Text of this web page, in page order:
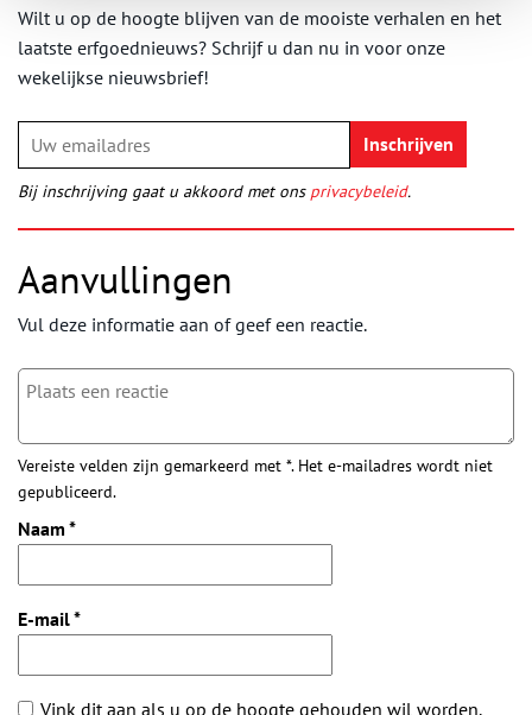
Wilt u op de hoogte blijven van de mooiste verhalen en het
laatste erfgoednieuws? Schrijf u dan nu in voor onze
wekelijkse nieuwsbrief!
Bij inschrijving gaat u akkoord met ons privacybeleid.
Aanvullingen
Vul deze informatie aan of geef een reactie.
Vereiste velden zijn gemarkeerd met *. Het e-mailadres wordt niet
gepubliceerd.
Naam *
E-mail*
Vink dit aan als u op de hoogte gehouden wil worden.